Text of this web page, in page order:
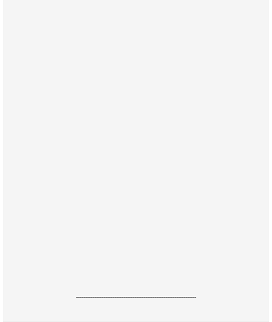
------------------------------------------------------------------